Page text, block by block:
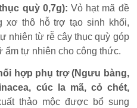
quỳ 0,7g): Vỏ hạt mã đề
xơ thô hỗ trợ tạo sinh khối,
nhiên từ rễ cây thục quỳ góp
ẩm tự nhiên cho công thức.
hợp phụ trợ (Ngưu bàng,
cúc la mã, cỏ chét,
thảo mộc được bổ sung